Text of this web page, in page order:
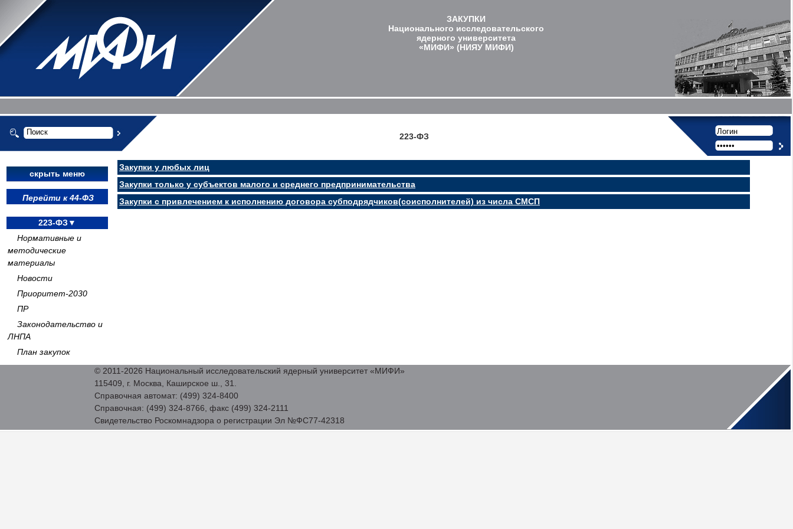
ЗАКУПКИ
Национального исследовательского
ядерного университета
«МИФИ» (НИЯУ МИФИ)
223-ФЗ
скрыть меню
Перейти к 44-ФЗ
223-ФЗ▼
Нормативные и
методические
материалы
Новости
Приоритет-2030
ПР
Законодательство и
ЛНПА
План закупок
Закупки у любых лиц
Закупки только у субъектов малого и среднего предпринимательства
Закупки с привлечением к исполнению договора субподрядчиков(соисполнителей) из числа СМСП
© 2011-2026 Национальный исследовательский ядерный университет «МИФИ»
115409, г. Москва, Каширское ш., 31.
Справочная автомат: (499) 324-8400
Справочная: (499) 324-8766, факс (499) 324-2111
Свидетельство Роскомнадзора о регистрации Эл №ФС77-42318